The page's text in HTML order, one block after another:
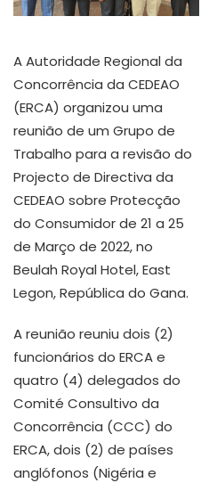
A Autoridade Regional da
Concorrência da CEDEAO
(ERCA) organizou uma
reunião de um Grupo de
Trabalho para a revisão do
Projecto de Directiva da
CEDEAO sobre Protecção
do Consumidor de 21 a 25
de Março de 2022, no
Beulah Royal Hotel, East
Legon, República do Gana.
A reunião reuniu dois (2)
funcionários do ERCA e
quatro (4) delegados do
Comité Consultivo da
Concorrência (CCC) do
ERCA, dois (2) de países
anglófonos (Nigéria e